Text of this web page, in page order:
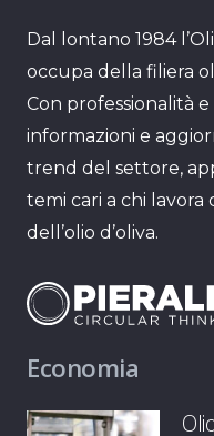
Dal lontano 1984
occupa della filiera
Con professionalità
informazioni e
trend del settore,
temi cari a chi lavora
dell’olio d’oliva.
Economia